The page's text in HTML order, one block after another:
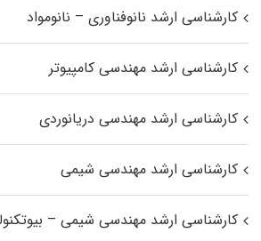
کارشناسی ارشد نانوفناوری – نانومواد
کارشناسی ارشد مهندسی کامپیوتر
کارشناسی ارشد مهندسی دریانوردی
کارشناسی ارشد مهندسی شیمی
کارشناسی ارشد مهندسی شیمی –